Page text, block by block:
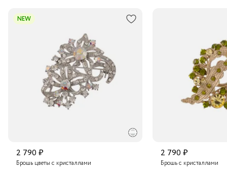
шарм и праздничное настроение.
В пункт выдачи заказов Boxberry
Транспортной компанией по России
Подробнее о сроках доставки
NEW
2 790 ₽
Брошь цветы с кристаллами
2 790 ₽
Брошь с кристаллами